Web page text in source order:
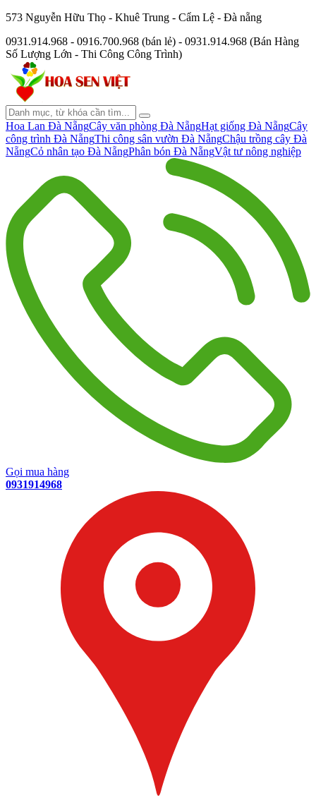
573 Nguyễn Hữu Thọ - Khuê Trung - Cẩm Lệ - Đà nẵng
0931.914.968 - 0916.700.968 (bán lẻ) - 0931.914.968 (Bán Hàng
Số Lượng Lớn - Thi Công Công Trình)
Hoa Lan Đà NẵngCây văn phòng Đà NẵngHạt giống Đà NẵngCây
công trình Đà NẵngThi công sân vườn Đà NẵngChậu trồng cây Đà
NẵngCỏ nhân tạo Đà NẵngPhân bón Đà NẵngVật tư nông nghiệp
Gọi mua hàng
0931914968